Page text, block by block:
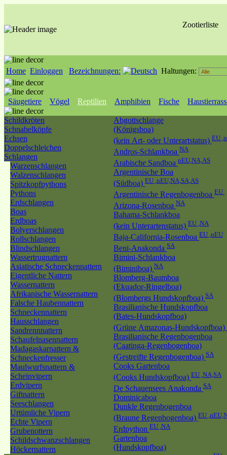
Zootierliste
Home Einloggen Bezeichnungen: Haltungen:
Säugetiere Vögel Reptilien Amphibien Fische
Schildkröten
Schnabelköpfe
Echsen
Doppelschleichen
Schlangen
Warzenschlangen
Walzenschlangen
Spitzkopfpythons
Pythons
Erdschlangen
Boas
Erdboas
Bolyerschlangen
Rollschlangen
Blindschlangen
Wassertrugnattern
Asiatische Schneckennattern
Eigentliche Nattern
Wassernattern
Afrikanische Wassernattern
Falsche Haubennattern
Schneckennattern
Hausschlangen
Sandrennnattern
Schaufelnasennattern
Madagaskarnattern &
Schneckenfresser
Maulwurfsnattern &
Scheinvipern
Erdvipern
Giftnattern
Seeschlangen
Urtümliche Vipern
Echte Vipern
Grubenottern
Schildschwanzschlangen
Höckernattern
Abgottschlange
(Königsboa)
(kein Art- oder Unterartstatus) EU
Andros-Schlankboa NA
Arabische Sandboa nEU,NA,AS
Argentinische Boa
(Südboa) EU ,nEU,NA,SA,AS
Argentinische Regenbogenboa EU
Arizona-Rosenboa NA
Bahama-Schlankboa
(kein Unterartenstatus) EU ,NA
Baja-California-Rosenboa EU ,nEU
Beni-Anakonda SA
Bimini-Schlankboa
(Biminiboa) NA
Blomberg-Baumboa
(Ekuador-Ringelboa)
(Blombergs Hundskopfboa) SA
Brasilianische Hundskopfboa
(Bates-Hundskopfboa)
(Grüne Amazonas-Hundskopfboa)
Brasilianische Regenbogenboa
(Caatinga-Regenbogenboa)
(Gestreifte Regenbogenboa) SA
Cooks Gartenboa
(Cooks Hundskopfboa) EU ,NA,SA
De Schauensees Anakonda SA
Dominicaboa
Dunkle Regenbogenboa
(Braune Regenbogenboa) EU
Erdpython EU ,NA
Gartenboa
(Hundskopfboa)